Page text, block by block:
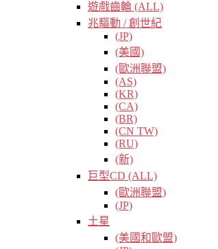
遊戲齒輪 (ALL)
兆驅動 / 創世紀
(JP)
(美國)
(歐洲聯盟)
(AS)
(KR)
(CA)
(BR)
(CN TW)
(RU)
(新)
巨型CD (ALL)
(歐洲聯盟)
(JP)
土星
(美國和歐盟)